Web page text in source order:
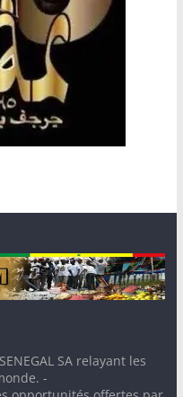
SA relayant les
-